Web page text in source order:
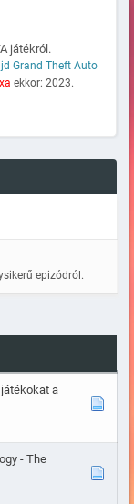
játékról.
Grand Theft Auto
ekkor: 2023.
epizódról.
a
- The